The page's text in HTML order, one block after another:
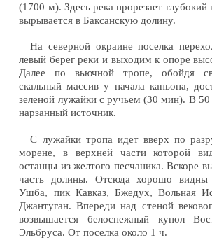
(1700 м). Здесь река прорезает
вырывается в Баксанскую долину.
На северной окраине поселка
левый берег реки и выходим к опоре
Далее по вьючной тропе, обойдя
скальный массив у начала каньона,
зеленой лужайки с ручьем (30 мин). В
нарзанный источник.
С лужайки тропа идет вверх по
морене, в верхней части которой
останцы из желтого песчаника. Вскоре
часть долины. Отсюда хорошо
Ушба, пик Кавказ, Бжедух, Вольная
Джантуган. Впереди над стеной
возвышается белоснежный купол
Эльбруса. От поселка около 1 ч.